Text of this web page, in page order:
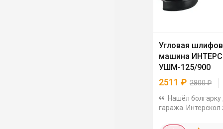
Угловая
машина
УШМ-125/900
2511 ₽ 2800₽
Нашёл болгарку
гаража. Интерскол
этого бренда,